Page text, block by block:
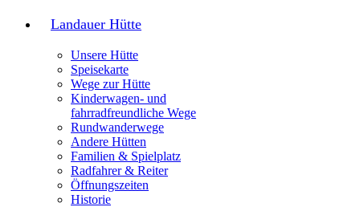
Landauer Hütte
Unsere Hütte
Speisekarte
Wege zur Hütte
Kinderwagen- und
fahrradfreundliche Wege
Rundwanderwege
Andere Hütten
Familien & Spielplatz
Radfahrer & Reiter
Öffnungszeiten
Historie